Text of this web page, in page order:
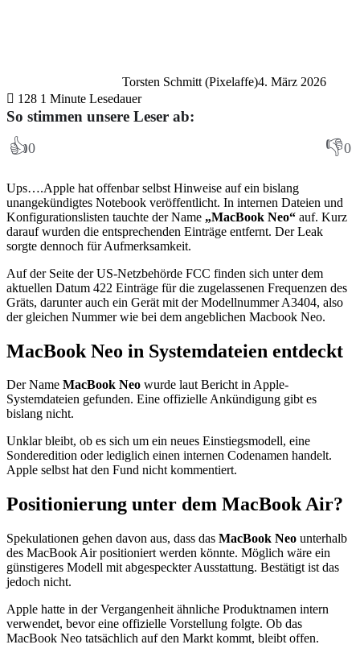
Torsten Schmitt (Pixelaffe)4. März 2026
128 1 Minute Lesedauer
So stimmen unsere Leser ab:
👍0 👎0
Ups….Apple hat offenbar selbst Hinweise auf ein bislang
unangekündigtes Notebook veröffentlicht. In internen Dateien und
Konfigurationslisten tauchte der Name „MacBook Neo“ auf. Kurz
darauf wurden die entsprechenden Einträge entfernt. Der Leak
sorgte dennoch für Aufmerksamkeit.
Auf der Seite der US-Netzbehörde FCC finden sich unter dem
aktuellen Datum 422 Einträge für die zugelassenen Frequenzen des
Gräts, darunter auch ein Gerät mit der Modellnummer A3404, also
der gleichen Nummer wie bei dem angeblichen Macbook Neo.
MacBook Neo in Systemdateien entdeckt
Der Name MacBook Neo wurde laut Bericht in Apple-
Systemdateien gefunden. Eine offizielle Ankündigung gibt es
bislang nicht.
Unklar bleibt, ob es sich um ein neues Einstiegsmodell, eine
Sonderedition oder lediglich einen internen Codenamen handelt.
Apple selbst hat den Fund nicht kommentiert.
Positionierung unter dem MacBook Air?
Spekulationen gehen davon aus, dass das MacBook Neo unterhalb
des MacBook Air positioniert werden könnte. Möglich wäre ein
günstigeres Modell mit abgespeckter Ausstattung. Bestätigt ist das
jedoch nicht.
Apple hatte in der Vergangenheit ähnliche Produktnamen intern
verwendet, bevor eine offizielle Vorstellung folgte. Ob das
MacBook Neo tatsächlich auf den Markt kommt, bleibt offen.